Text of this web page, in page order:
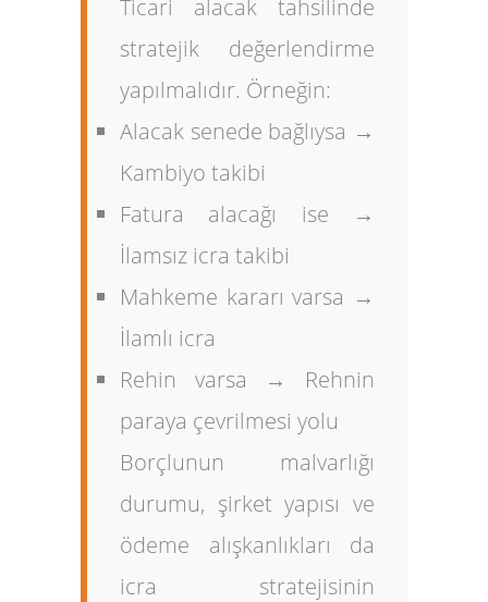
Ticari alacak tahsilinde
stratejik değerlendirme
yapılmalıdır. Örneğin:
Alacak senede bağlıysa →
Kambiyo takibi
Fatura alacağı ise →
İlamsız icra takibi
Mahkeme kararı varsa →
İlamlı icra
Rehin varsa → Rehnin
paraya çevrilmesi yolu
Borçlunun malvarlığı
durumu, şirket yapısı ve
ödeme alışkanlıkları da
icra stratejisinin